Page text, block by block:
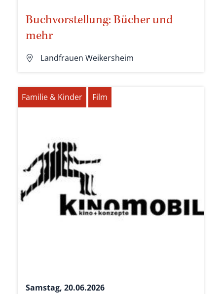
Buchvorstellung: Bücher und
mehr
Landfrauen Weikersheim
Familie & Kinder Film
Samstag, 20.06.2026